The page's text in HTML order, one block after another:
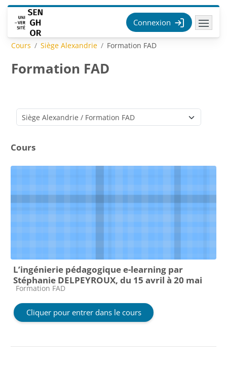
Passer au contenu principal
Connexion
Cours Siège Alexandrie Formation FAD
Formation FAD
Catégories de cours
Cours
L’ingénierie pédagogique e-learning par
Stéphanie DELPEYROUX, du 15 avril à 20 mai
Catégorie de cours
Formation FAD
Cliquer pour entrer dans le cours